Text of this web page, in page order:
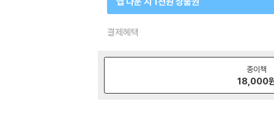
결제혜택
종이책
18,000